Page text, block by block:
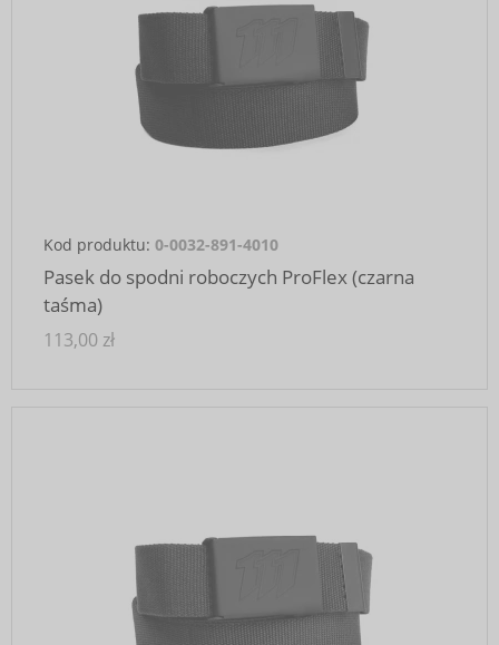
Kod produktu: 0-0032-891-4010
Pasek do spodni roboczych ProFlex (czarna
taśma)
113,00 zł